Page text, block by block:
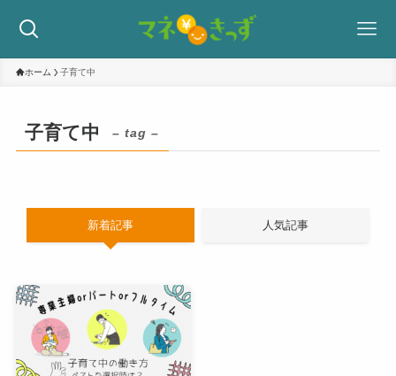
ホーム 子育て中
子育て中 – tag –
新着記事 人気記事